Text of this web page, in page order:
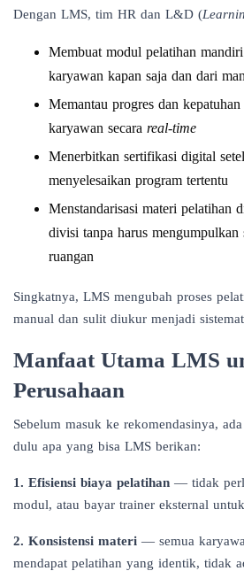
Dengan LMS, tim HR dan L&D (
Membuat modul pelatihan
karyawan kapan saja dan dari
Memantau progres dan
karyawan secara real-time
Menerbitkan sertifikasi digital
menyelesaikan program tertentu
Menstandarisasi materi pelatihan
divisi tanpa harus mengumpulkan
ruangan
Singkatnya, LMS mengubah proses
manual dan sulit diukur menjadi
Manfaat Utama LMS
Perusahaan
Sebelum masuk ke rekomendasinya,
dulu apa yang bisa LMS berikan:
1. Efisiensi biaya pelatihan — tidak
modul, atau bayar trainer eksternal
2. Konsistensi materi — semua
mendapat pelatihan yang identik, tidak